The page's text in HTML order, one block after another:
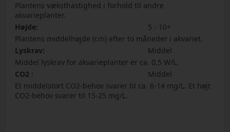
Plantens væksthastighed i forhold til andre
akvarieplanter.
Højde:
5 - 10+
Plantens middelhøjde (cm) efter to måneder i akvariet.
Lyskrav:
Middel
Middel lyskrav for akvarieplanter er ca. 0,5 W/L.
CO2 :
Middel
Et middelstort CO2-behov svarer til ca. 6-14 mg/L. Et højt
CO2-behov svarer til 15-25 mg/L.